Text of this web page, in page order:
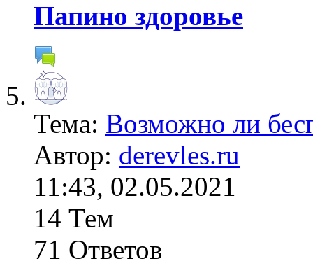
Папино здоровье
Тема: Возможно ли
Автор: derevles.ru
11:43, 02.05.2021
14 Тем
71 Ответов